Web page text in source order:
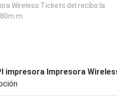
Wireless Tickets del recibo la
m
impresora Impresora